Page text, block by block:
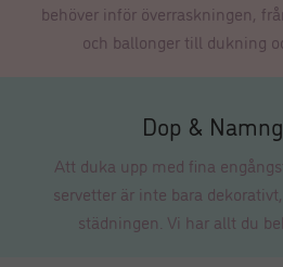
behöver inför överraskningen,
och ballonger till dukning
Dop &
Att duka upp med fina
servetter är inte bara
städningen. Vi har allt du